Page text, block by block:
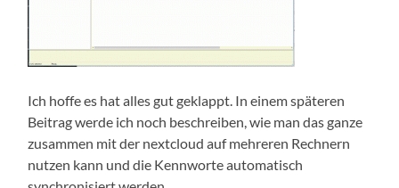
Ich hoffe es hat alles gut geklappt. In einem späteren
Beitrag werde ich noch beschreiben, wie man das ganze
zusammen mit der nextcloud auf mehreren Rechnern
nutzen kann und die Kennworte automatisch